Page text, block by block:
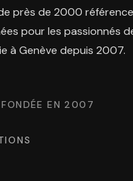
près de 2000
pour les passionnés
à Genève depuis 2007.
FONDÉE EN 2007